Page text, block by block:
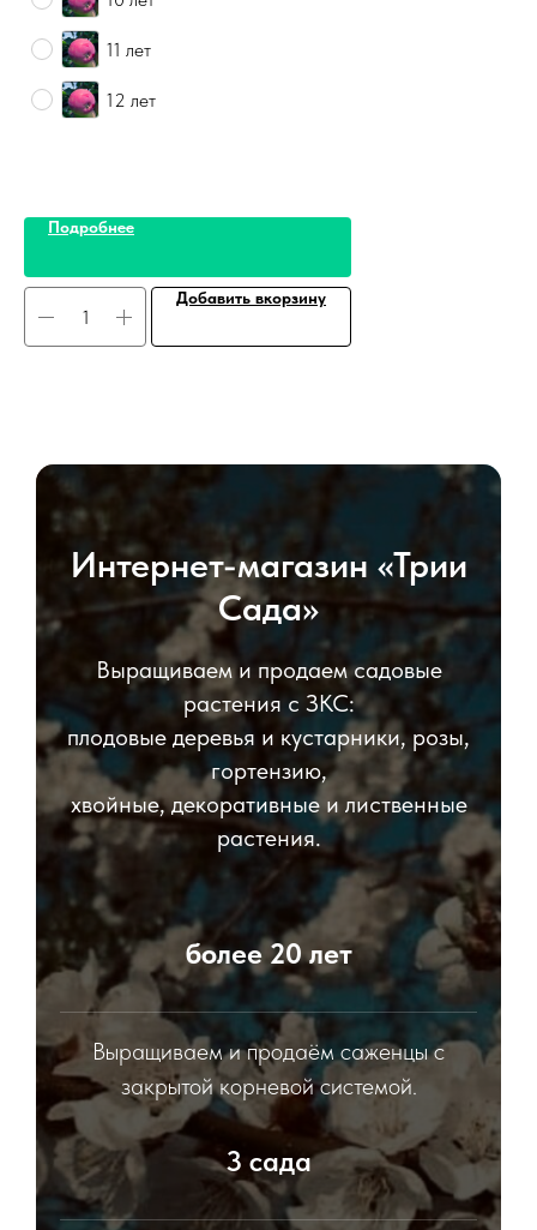
11 лет
12 лет
Подробнее
Добавить вкорзину
Интернет-магазин «Трии
Сада»
Выращиваем и продаем садовые
растения с ЗКС:
плодовые деревья и кустарники, розы,
гортензию,
хвойные, декоративные и лиственные
растения.
более 20 лет
Выращиваем и продаём саженцы с
закрытой корневой системой.
3 сада